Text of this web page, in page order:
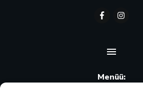
Menüü: